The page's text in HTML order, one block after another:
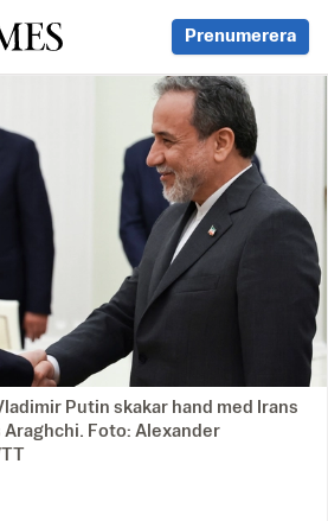
Prenumerera
Putin skakar hand med Irans
Foto: Alexander